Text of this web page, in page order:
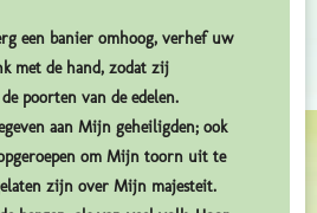
een banier omhoog, verhef uw
met de hand, zodat zij
poorten van de edelen.
aan Mijn geheiligden; ook
om Mijn toorn uit te
zijn over Mijn majesteit.